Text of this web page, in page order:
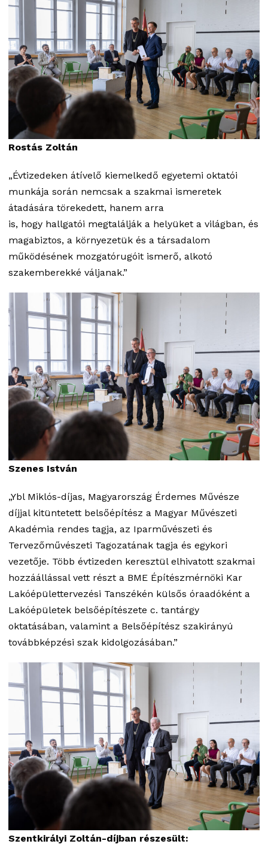
Rostás Zoltán
„Évtizedeken átívelő kiemelkedő egyetemi oktatói
munkája során nemcsak a szakmai ismeretek
átadására törekedett, hanem arra
is, hogy hallgatói megtalálják a helyüket a világban, és
magabiztos, a környezetük és a társadalom
működésének mozgatórugóit ismerő, alkotó
szakemberekké váljanak.”
Szenes István
„Ybl Miklós-díjas, Magyarország Érdemes Művésze
díjjal kitüntetett belsőépítész a Magyar Művészeti
Akadémia rendes tagja, az Iparművészeti és
Tervezőművészeti Tagozatának tagja és egykori
vezetője. Több évtizeden keresztül elhivatott szakmai
hozzáállással vett részt a BME Építészmérnöki Kar
Lakóépülettervezési Tanszékén külsős óraadóként a
Lakóépületek belsőépítészete c. tantárgy
oktatásában, valamint a Belsőépítész szakirányú
továbbképzési szak kidolgozásában.”
Szentkirályi Zoltán-díjban részesült: